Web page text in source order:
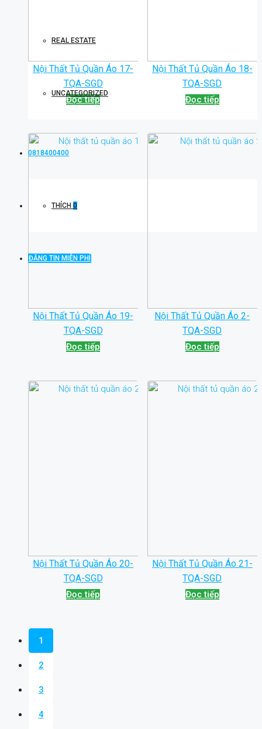
REAL ESTATE
UNCATEGORIZED
0818400400
THÍCH 0
ĐĂNG TIN MIỄN PHÍ
Nội Thất Tủ Quần Áo 17-
TQA-SGD
Đọc tiếp
Nội Thất Tủ Quần Áo 18-
TQA-SGD
Đọc tiếp
Nội Thất Tủ Quần Áo 19-
TQA-SGD
Đọc tiếp
Nội Thất Tủ Quần Áo 2-
TQA-SGD
Đọc tiếp
Nội Thất Tủ Quần Áo 20-
TQA-SGD
Đọc tiếp
Nội Thất Tủ Quần Áo 21-
TQA-SGD
Đọc tiếp
1
2
3
4